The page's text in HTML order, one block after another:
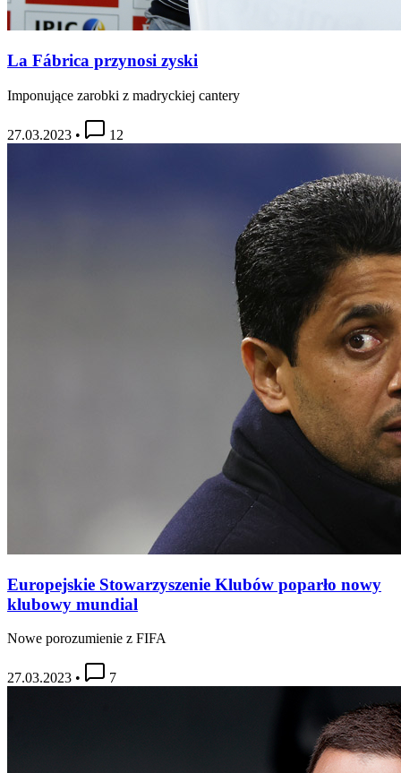
La Fábrica przynosi zyski
Imponujące zarobki z madryckiej cantery
27.03.2023 • 12
Europejskie Stowarzyszenie Klubów poparło nowy
klubowy mundial
Nowe porozumienie z FIFA
27.03.2023 • 7